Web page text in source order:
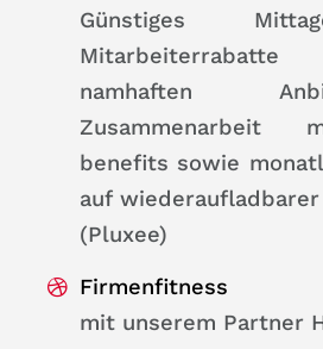
Günstiges
namhaften
Zusammenarbeit
benefits sowie
auf
(Pluxee)
Firmenfitness
mit unserem Partner